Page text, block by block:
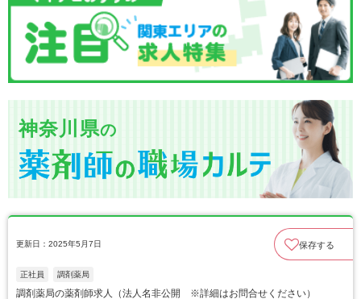
神奈川県の
更新日：2025年5月7日 保存する
正社員 調剤薬局
調剤薬局の薬剤師求人（法人名非公開 ※詳細はお問合せください）